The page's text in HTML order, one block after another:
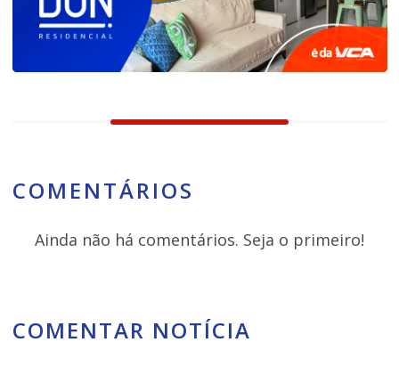
COMENTÁRIOS
Ainda não há comentários. Seja o primeiro!
COMENTAR NOTÍCIA